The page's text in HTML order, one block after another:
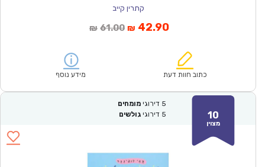
קתרין קייב
₪ 61.00המחיר
₪61.00.
₪ 42.90המחיר
הוא:
כתוב חוות דעת מידע נוסף
10
מצוין
5 דירוגי מומחים
5 דירוגי גולשים